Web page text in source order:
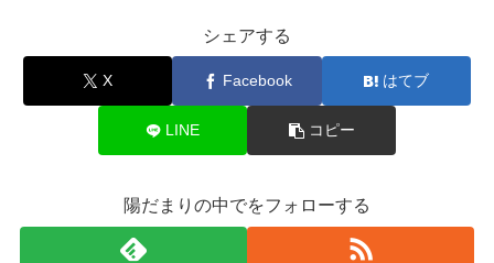
シェアする
X Facebook はてブ
LINE コピー
陽だまりの中でをフォローする